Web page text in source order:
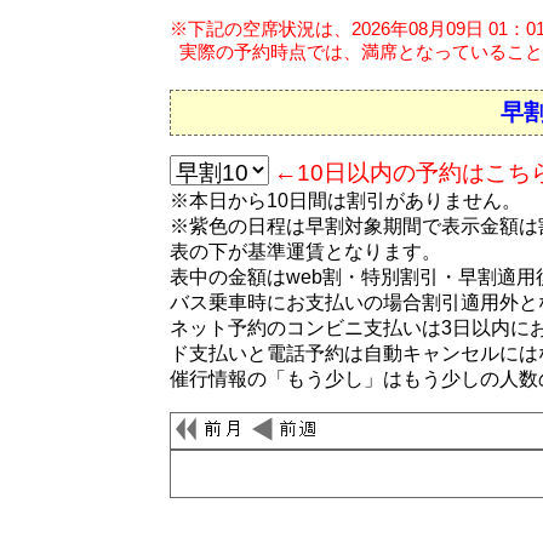
※下記の空席状況は、2026年08月09日 01：
実際の予約時点では、満席となっているこ
早
←10日以内の予約はこち
※本日から10日間は割引がありません。
※紫色の日程は早割対象期間で表示金額
表の下が基準運賃となります。
表中の金額はweb割・特別割引・早割適
バス乗車時にお支払いの場合割引適用外
ネット予約のコンビニ支払いは3日以内に
ド支払いと電話予約は自動キャンセルに
催行情報の「もう少し」はもう少しの人